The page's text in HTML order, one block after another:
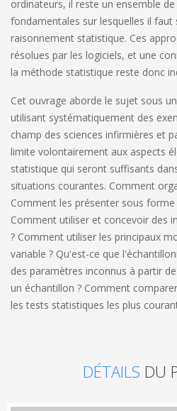
ordinateurs, il reste un ensemble
fondamentales sur lesquelles il faut
raisonnement statistique. Ces
résolues par les logiciels, et une
la méthode statistique reste donc
Cet ouvrage aborde le sujet sous
utilisant systématiquement des
champ des sciences infirmières et
limite volontairement aux aspects
statistique qui seront suffisants
situations courantes. Comment
Comment les présenter sous
Comment utiliser et concevoir des
? Comment utiliser les principaux
variable ? Qu'est-ce que
des paramètres inconnus à partir
un échantillon ? Comment
les tests statistiques les plus
DÉTAILS DU